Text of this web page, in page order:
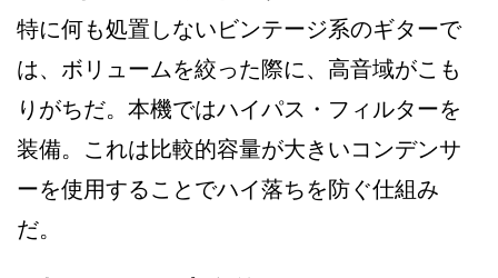
特に何も処置しないビンテージ系のギターで
は、ボリュームを絞った際に、高音域がこも
りがちだ。本機ではハイパス・フィルターを
装備。これは比較的容量が大きいコンデンサ
ーを使用することでハイ落ちを防ぐ仕組み
だ。